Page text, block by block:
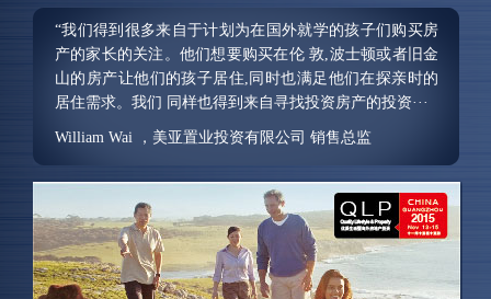
“我们得到很多来自于计划为在国外就学的孩子们购买房
产的家长的关注。他们想要购买在伦 敦,波士顿或者旧金
山的房产让他们的孩子居住,同时也满足他们在探亲时的
居住需求。我们 同样也得到来自寻找投资房产的投资···
William Wai ，美亚置业投资有限公司 销售总监
“对我们来说这是一场非常成功的展会，我们不仅接触到
许多私人投资者,同时也找到共同合作发展的商机。我们
很高兴能参加此次展会,我们更期待下一届的展会。”
James ，澳洲西蒙兹集团 中国区广东分部副总经理